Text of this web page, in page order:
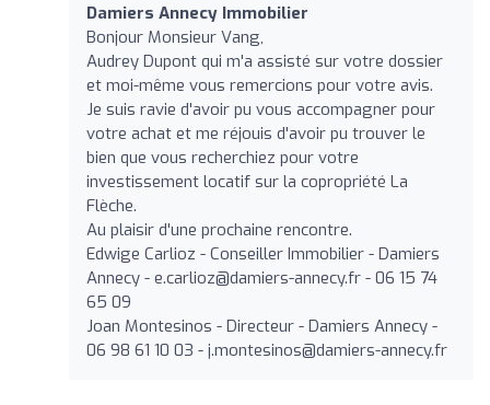
Damiers Annecy Immobilier
Bonjour Monsieur Vang,
Audrey Dupont qui m'a assisté sur votre dossier
et moi-même vous remercions pour votre avis.
Je suis ravie d'avoir pu vous accompagner pour
votre achat et me réjouis d'avoir pu trouver le
bien que vous recherchiez pour votre
investissement locatif sur la copropriété La
Flèche.
Au plaisir d'une prochaine rencontre.
Edwige Carlioz - Conseiller Immobilier - Damiers
Annecy - e.carlioz@damiers-annecy.fr - 06 15 74
65 09
Joan Montesinos - Directeur - Damiers Annecy -
06 98 61 10 03 - j.montesinos@damiers-annecy.fr